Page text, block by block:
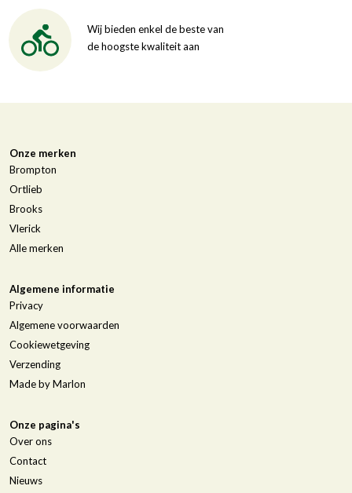
Wij bieden enkel de beste van
de hoogste kwaliteit aan
Onze merken
Brompton
Ortlieb
Brooks
Vlerick
Alle merken
Algemene informatie
Privacy
Algemene voorwaarden
Cookiewetgeving
Verzending
Made by Marlon
Onze pagina's
Over ons
Contact
Nieuws